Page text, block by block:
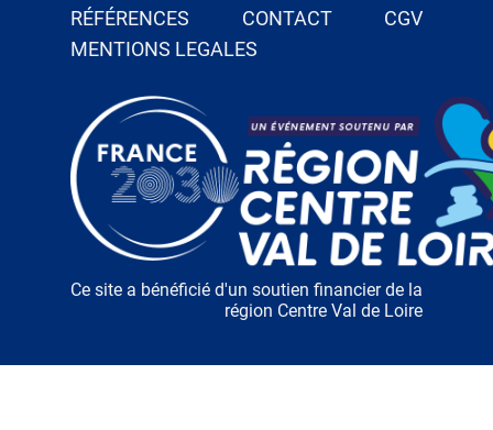
RÉFÉRENCES
CONTACT
CGV
MENTIONS LEGALES
Ce site a bénéficié d'un soutien financier de la
région Centre Val de Loire